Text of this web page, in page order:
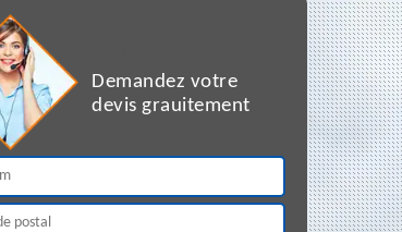
Demandez votre
devis grauitement